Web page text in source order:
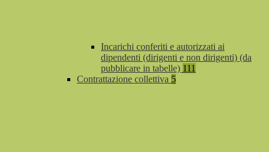
Incarichi conferiti e autorizzati ai
dipendenti (dirigenti e non dirigenti) (da
pubblicare in tabelle) 111
Contrattazione collettiva 5